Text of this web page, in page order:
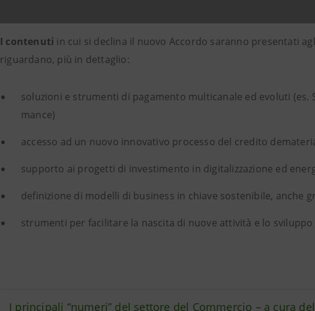
I contenuti in cui si declina il nuovo Accordo saranno presentati
riguardano, più in dettaglio:
soluzioni e strumenti di pagamento multicanale ed evoluti (es.
mance)
accesso ad un nuovo innovativo processo del credito
supporto ai progetti di investimento in digitalizzazione ed
definizione di modelli di business in chiave sostenibile, anche
strumenti per facilitare la nascita di nuove attività e lo
I principali “numeri” del settore del Commercio – a cura